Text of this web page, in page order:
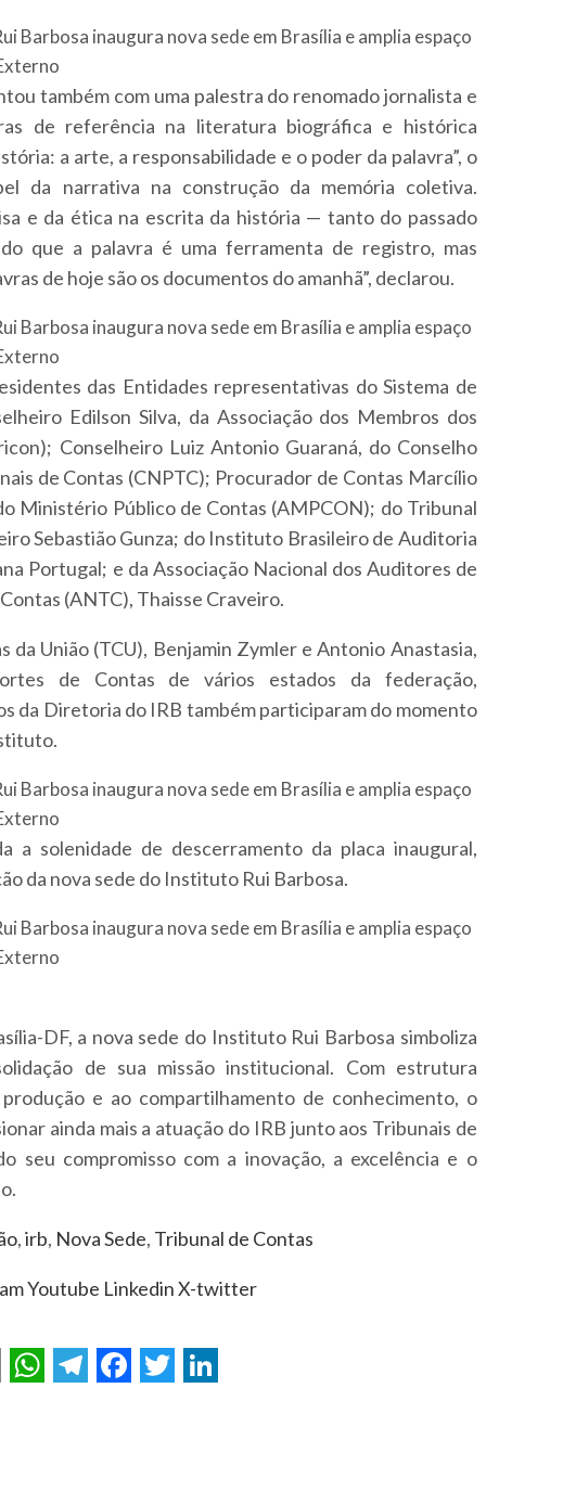
também com uma palestra do renomado jornalista e
de referência na literatura biográfica e histórica
a arte, a responsabilidade e o poder da palavra”, o
da narrativa na construção da memória coletiva.
e da ética na escrita da história — tanto do passado
que a palavra é uma ferramenta de registro, mas
de hoje são os documentos do amanhã”, declarou.
das Entidades representativas do Sistema de
Edilson Silva, da Associação dos Membros dos
Conselheiro Luiz Antonio Guaraná, do Conselho
de Contas (CNPTC); Procurador de Contas Marcílio
Ministério Público de Contas (AMPCON); do Tribunal
Sebastião Gunza; do Instituto Brasileiro de Auditoria
Portugal; e da Associação Nacional dos Auditores de
(ANTC), Thaisse Craveiro.
União (TCU), Benjamin Zymler e Antonio Anastasia,
de Contas de vários estados da federação,
da Diretoria do IRB também participaram do momento
a solenidade de descerramento da placa inaugural,
da nova sede do Instituto Rui Barbosa.
DF, a nova sede do Instituto Rui Barbosa simboliza
de sua missão institucional. Com estrutura
e ao compartilhamento de conhecimento, o
ainda mais a atuação do IRB junto aos Tribunais de
seu compromisso com a inovação, a excelência e o
,irb, Nova Sede, Tribunal de Contas
Youtube LinkedinX-twitter